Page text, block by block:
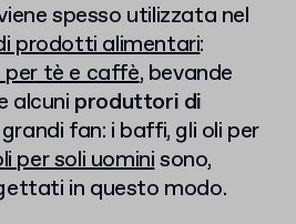
spesso utilizzata nel
prodotti alimentari:
tè e caffè, bevande
alcuni produttori di
fan: i baffi, gli oli per
per soli uominisono,
in questo modo.